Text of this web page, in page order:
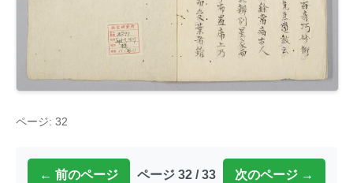
ページ: 32
← 前のページ ページ 32 / 33 次のページ →